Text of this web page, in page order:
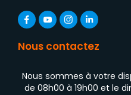
Nous contactez
Nous sommes à votre
de 08h00 à 19h00 et le